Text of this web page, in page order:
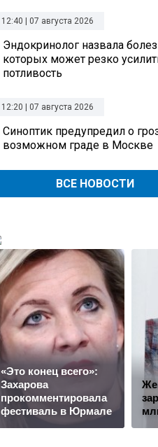
12:40 | 07 августа 2026
Эндокринолог назвала
которых может резко
потливость
12:20 | 07 августа 2026
Синоптик предупредил о
возможном граде в Москве
ВСЕ НОВОСТИ
«Это конец всего»:
Захарова
прокомментировала
фестиваль в Юрмале